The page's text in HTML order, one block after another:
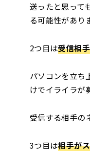
送ったと思って
る可能性があり
2つ目は受信相
パソコンを立ち
けでイライラが
受信する相手の
3つ目は相手が